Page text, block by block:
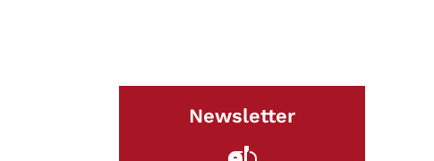
Newsletter